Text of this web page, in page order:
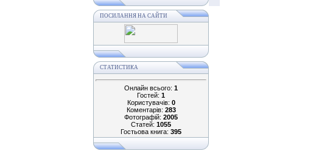
ПОСИЛАННЯ НА САЙТИ
СТАТИСТИКА
Онлайн всього: 1
Гостей: 1
Користувачів: 0
Коментарів: 283
Фотографій: 2005
Статей: 1055
Гостьова книга: 395